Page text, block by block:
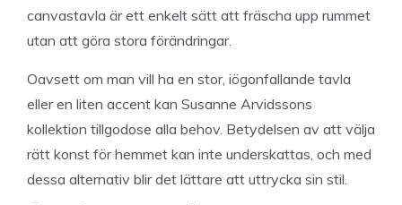
canvastavla är ett enkelt sätt att fräscha upp rummet
utan att göra stora förändringar.
Oavsett om man vill ha en stor, iögonfallande tavla
eller en liten accent kan Susanne Arvidssons
kollektion tillgodose alla behov. Betydelsen av att välja
rätt konst för hemmet kan inte underskattas, och med
dessa alternativ blir det lättare att uttrycka sin stil.